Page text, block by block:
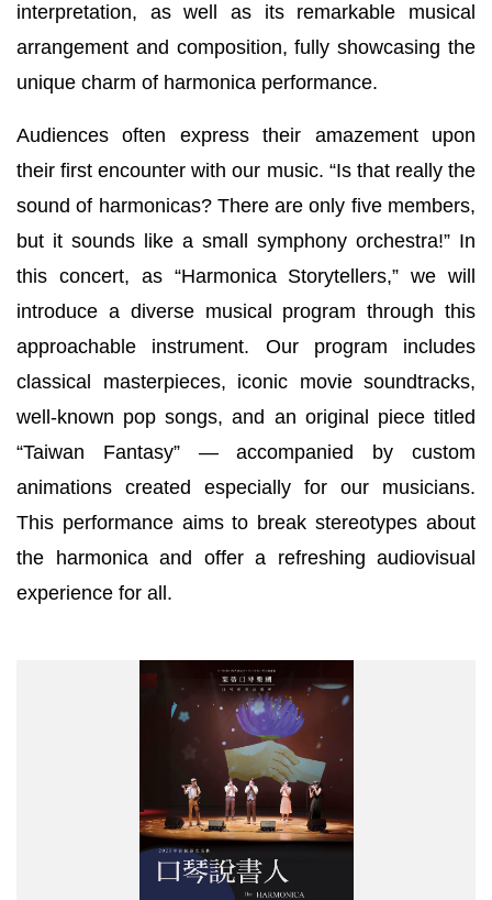
interpretation, as well as its remarkable musical
arrangement and composition, fully showcasing the
unique charm of harmonica performance.
Audiences often express their amazement upon
their first encounter with our music. “Is that really the
sound of harmonicas? There are only five members,
but it sounds like a small symphony orchestra!” In
this concert, as “Harmonica Storytellers,” we will
introduce a diverse musical program through this
approachable instrument. Our program includes
classical masterpieces, iconic movie soundtracks,
well-known pop songs, and an original piece titled
“Taiwan Fantasy” — accompanied by custom
animations created especially for our musicians.
This performance aims to break stereotypes about
the harmonica and offer a refreshing audiovisual
experience for all.